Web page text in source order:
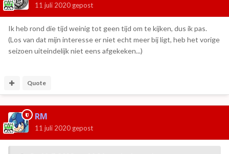
11 juli 2020 gepost
Ik heb rond die tijd weinig tot geen tijd om te kijken, dus ik pas.
(Los van dat mijn interesse er niet echt meer bij ligt, heb het vorige
seizoen uiteindelijk niet eens afgekeken...)
Quote
RM
11 juli 2020 gepost